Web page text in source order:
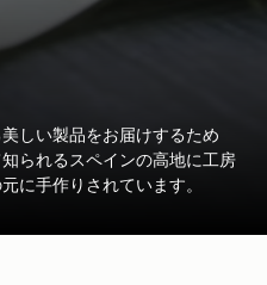
しい製品をお届けするため
られるスペインの高地に工房
に手作りされています。